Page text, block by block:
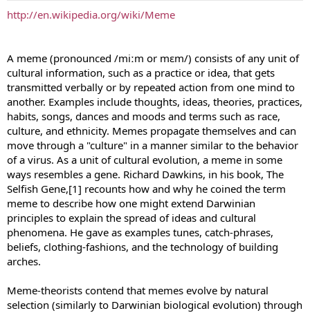
r
r
http://en.wikipedia.org/wiki/Meme
A meme (pronounced /miːm or mɛm/) consists of any unit of
cultural information, such as a practice or idea, that gets
transmitted verbally or by repeated action from one mind to
another. Examples include thoughts, ideas, theories, practices,
habits, songs, dances and moods and terms such as race,
culture, and ethnicity. Memes propagate themselves and can
move through a "culture" in a manner similar to the behavior
of a virus. As a unit of cultural evolution, a meme in some
ways resembles a gene. Richard Dawkins, in his book, The
Selfish Gene,[1] recounts how and why he coined the term
meme to describe how one might extend Darwinian
principles to explain the spread of ideas and cultural
phenomena. He gave as examples tunes, catch-phrases,
beliefs, clothing-fashions, and the technology of building
arches.
Meme-theorists contend that memes evolve by natural
selection (similarly to Darwinian biological evolution) through